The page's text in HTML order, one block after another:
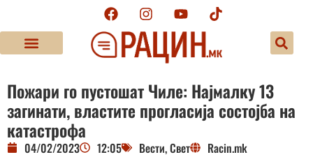
Пожари го пустошат Чиле: Најмалку 13
загинати, властите прогласија состојба на
катастрофа
04/02/2023 12:05 Вести,Свет Racin.mk